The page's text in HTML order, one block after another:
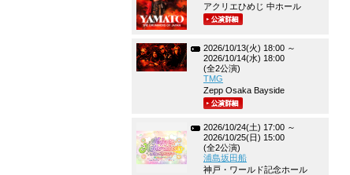
アクリエひめじ 中ホール
2026/10/13(火) 18:00 ～
2026/10/14(水) 18:00
(全2公演)
TMG
Zepp Osaka Bayside
2026/10/24(土) 17:00 ～
2026/10/25(日) 15:00
(全2公演)
浦島坂田船
神戸・ワールド記念ホール